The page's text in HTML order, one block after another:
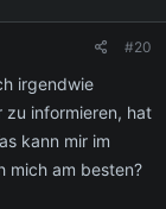
#20
irgendwie
zu informieren, hat
kann mir im
mich am besten?